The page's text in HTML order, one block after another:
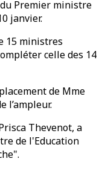
Premier ministre
janvier.
15 ministres
celle des 14
de Mme
l’ampleur.
Thevenot, a
de l'Education